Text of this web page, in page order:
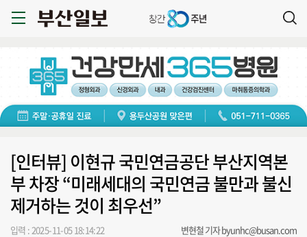
[인터뷰] 이현규 국민연금공단 부산지역본
부 차장 “미래세대의 국민연금 불만과 불신
제거하는 것이 최우선”
입력 : 2025-11-05 18:14:22 변현철 기자 byunhc@busan.com